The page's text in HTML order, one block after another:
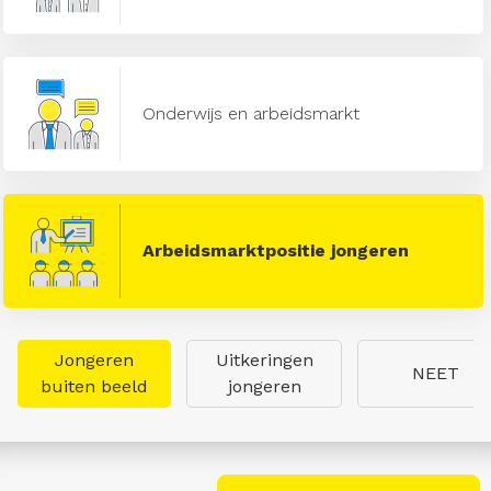
Onderwijs en arbeidsmarkt
Arbeidsmarktpositie jongeren
Jongeren
buiten beeld
Uitkeringen
jongeren
NEET